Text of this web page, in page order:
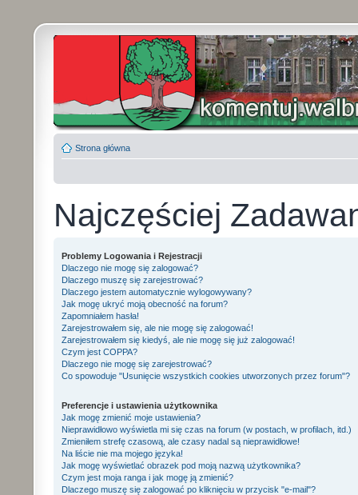
Strona główna
Najczęściej
Problemy Logowania i Rejestracji
Dlaczego nie mogę się zalogować?
Dlaczego muszę się zarejestrować?
Dlaczego jestem automatycznie wylogowywany?
Jak mogę ukryć moją obecność na forum?
Zapomniałem hasła!
Zarejestrowałem się, ale nie mogę się zalogować!
Zarejestrowałem się kiedyś, ale nie mogę się już zalogować!
Czym jest COPPA?
Dlaczego nie mogę się zarejestrować?
Co spowoduje "Usunięcie wszystkich cookies utworzonych przez forum"?
Preferencje i ustawienia użytkownika
Jak mogę zmienić moje ustawienia?
Nieprawidłowo wyświetla mi się czas na forum (w postach, w profilach, itd.)
Zmieniłem strefę czasową, ale czasy nadal są nieprawidłowe!
Na liście nie ma mojego języka!
Jak mogę wyświetlać obrazek pod moją nazwą użytkownika?
Czym jest moja ranga i jak mogę ją zmienić?
Dlaczego muszę się zalogować po kliknięciu w przycisk "e-mail"?